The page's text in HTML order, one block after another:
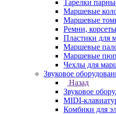
Тарелки
Маршевые
Маршевые
Ремни,
Пластики для
Маршевые
Маршевые
Чехлы для
Звуковое
Назад
Звуковое
MIDI-
Комбики для